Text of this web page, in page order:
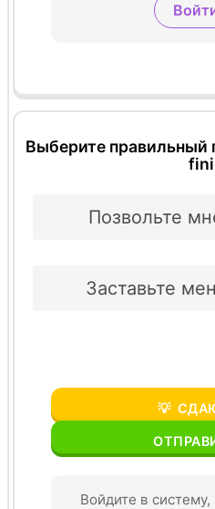
Выберите правильный
Позвольте
Заставьте
💡
Войдите в